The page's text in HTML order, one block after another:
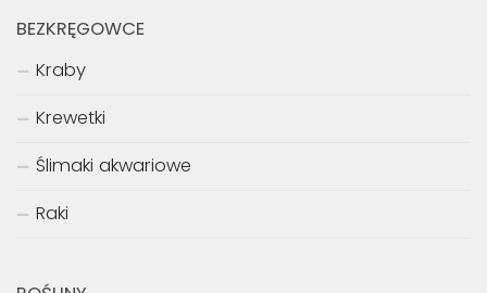
BEZKRĘGOWCE
Kraby
Krewetki
Ślimaki akwariowe
Raki